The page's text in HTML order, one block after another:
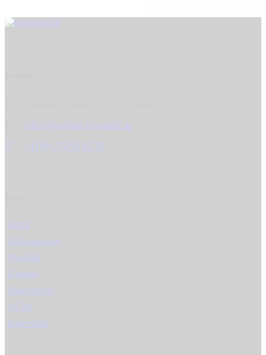
office@produkt-fotografie.at
+43 (0) 732 91 65 35
Home
Informationen
Portfolio
Kontakt
Datenschutz
AGBs
Impressum